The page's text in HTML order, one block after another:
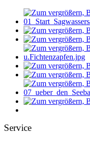
Service